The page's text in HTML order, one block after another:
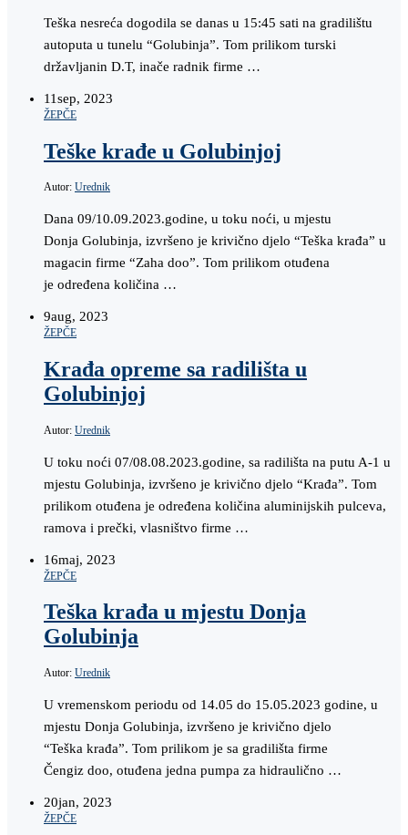
Teška nesreća dogodila se danas u 15:45 sati na gradilištu
autoputa u tunelu “Golubinja”. Tom prilikom turski
državljanin D.T, inače radnik firme …
11sep, 2023
ŽEPČE
Teške krađe u Golubinjoj
Autor: Urednik
Dana 09/10.09.2023.godine, u toku noći, u mjestu
Donja Golubinja, izvršeno je krivično djelo “Teška krađa” u
magacin firme “Zaha doo”. Tom prilikom otuđena
je određena količina …
9aug, 2023
ŽEPČE
Krađa opreme sa radilišta u
Golubinjoj
Autor: Urednik
U toku noći 07/08.08.2023.godine, sa radilišta na putu A-1 u
mjestu Golubinja, izvršeno je krivično djelo “Krađa”. Tom
prilikom otuđena je određena količina aluminijskih pulceva,
ramova i prečki, vlasništvo firme …
16maj, 2023
ŽEPČE
Teška krađa u mjestu Donja
Golubinja
Autor: Urednik
U vremenskom periodu od 14.05 do 15.05.2023 godine, u
mjestu Donja Golubinja, izvršeno je krivično djelo
“Teška krađa”. Tom prilikom je sa gradilišta firme
Čengiz doo, otuđena jedna pumpa za hidraulično …
20jan, 2023
ŽEPČE